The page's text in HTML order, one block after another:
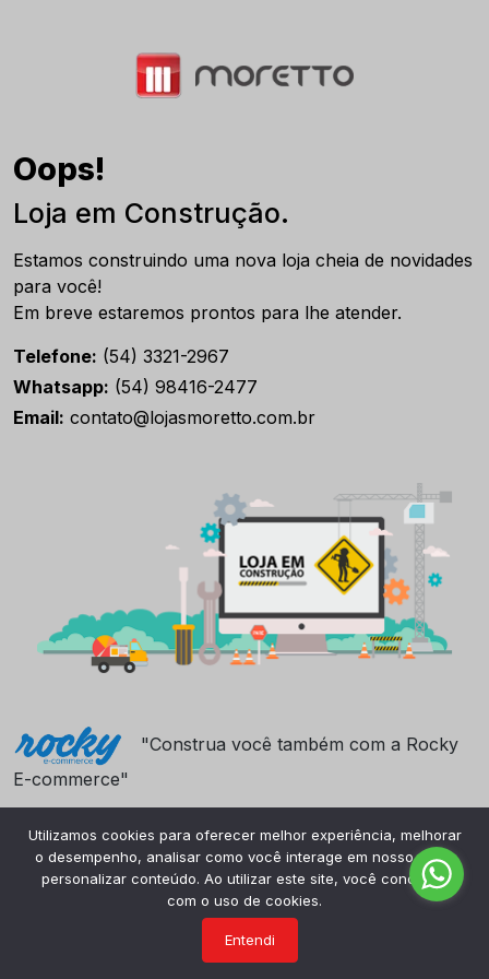
Oops!
Loja em Construção.
Estamos construindo uma nova loja cheia de novidades
para você!
Em breve estaremos prontos para lhe atender.
Telefone: (54) 3321-2967
Whatsapp: (54) 98416-2477
Email: contato@lojasmoretto.com.br
"Construa você também com a Rocky
E-commerce"
Utilizamos cookies para oferecer melhor experiência, melhorar
o desempenho, analisar como você interage em nosso site e
personalizar conteúdo. Ao utilizar este site, você concorda
com o uso de cookies.
Entendi